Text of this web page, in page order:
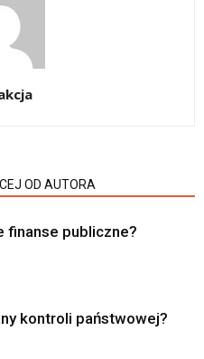
OD AUTORA
finanse publiczne?
kontroli państwowej?